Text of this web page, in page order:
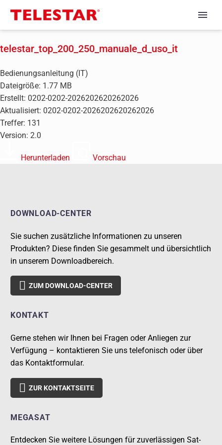
telestar_top_200_250_manuale_d_uso_it
Bedienungsanleitung (IT)
Dateigröße: 1.77 MB
Erstellt: 0202-0202-2026202620262026
Aktualisiert: 0202-0202-2026202620262026
Treffer: 131
Version: 2.0
Herunterladen Vorschau
DOWNLOAD-CENTER
Sie suchen zusätzliche Informationen zu unseren
Produkten? Diese finden Sie gesammelt und übersichtlich
in unserem Downloadbereich.
 ZUM DOWNLOAD-CENTER
KONTAKT
Gerne stehen wir Ihnen bei Fragen oder Anliegen zur
Verfügung – kontaktieren Sie uns telefonisch oder über
das Kontaktformular.
 ZUR KONTAKTSEITE
MEGASAT
Entdecken Sie weitere Lösungen für zuverlässigen Sat-